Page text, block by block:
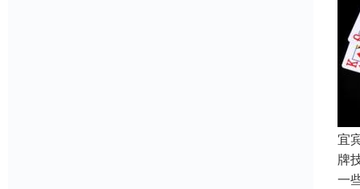
宜
牌
一